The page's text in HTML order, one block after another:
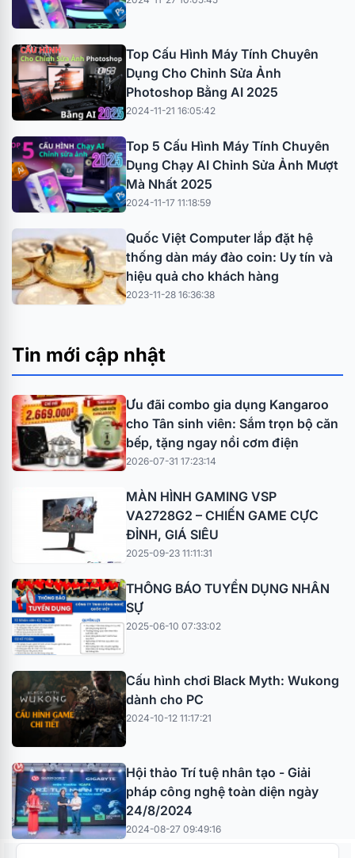
Top Cấu Hình Máy Tính Chuyên
Dụng Cho Chỉnh Sửa Ảnh
Photoshop Bằng AI 2025
2024-11-21 16:05:42
Top 5 Cấu Hình Máy Tính Chuyên
Dụng Chạy AI Chỉnh Sửa Ảnh Mượt
Mà Nhất 2025
2024-11-17 11:18:59
Quốc Việt Computer lắp đặt hệ
thống dàn máy đào coin: Uy tín và
hiệu quả cho khách hàng
2023-11-28 16:36:38
Tin mới cập nhật
Ưu đãi combo gia dụng Kangaroo
cho Tân sinh viên: Sắm trọn bộ căn
bếp, tặng ngay nồi cơm điện
2026-07-31 17:23:14
MÀN HÌNH GAMING VSP
VA2728G2 – CHIẾN GAME CỰC
ĐỈNH, GIÁ SIÊU
2025-09-23 11:11:31
THÔNG BÁO TUYỂN DỤNG NHÂN
SỰ
2025-06-10 07:33:02
Cấu hình chơi Black Myth: Wukong
dành cho PC
2024-10-12 11:17:21
Hội thảo Trí tuệ nhân tạo - Giải
pháp công nghệ toàn diện ngày
24/8/2024
2024-08-27 09:49:16